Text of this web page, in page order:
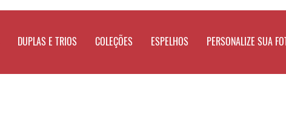
DUPLAS E TRIOS COLEÇÕES ESPELHOS PERSONALIZE SUA